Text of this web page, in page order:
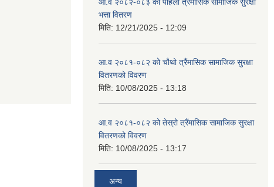
भत्ता वितरण
मिति: 12/21/2025 - 12:09
आ.व २०८१-०८२ को चौथो त्रैंमासिक सामाजिक सुरक्षा
वितरणको विवरण
मिति: 10/08/2025 - 13:18
आ.व २०८१-०८२ को तेस्रो त्रैंमासिक सामाजिक सुरक्षा
वितरणको विवरण
मिति: 10/08/2025 - 13:17
अन्य